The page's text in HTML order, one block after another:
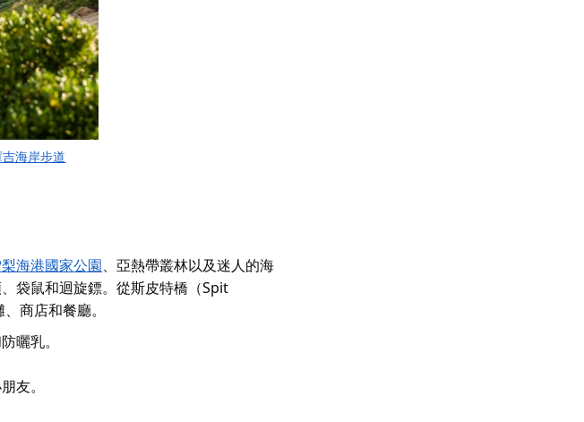
海岸步道
海港國家公園、亞熱帶叢林以及迷人的海
袋鼠和迴旋鏢。從斯皮特橋（Spit
商店和餐廳。
曬乳。
友。